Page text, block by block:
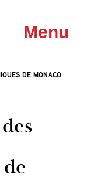
Menu
DE MONACO